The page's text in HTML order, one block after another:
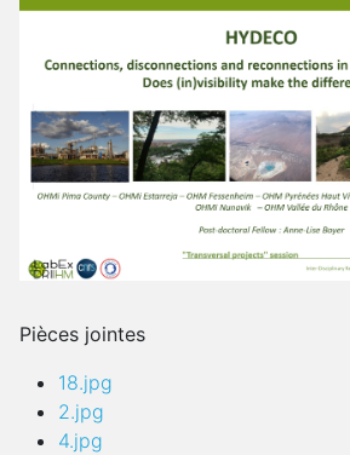
Pièces jointes
18.jpg
2.jpg
4.jpg